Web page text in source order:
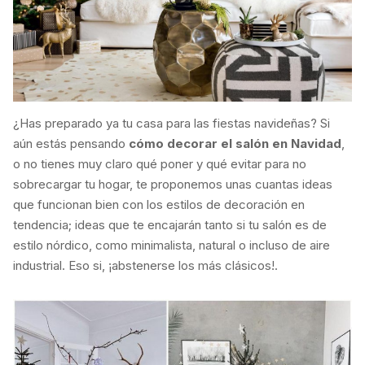
¿Has preparado ya tu casa para las fiestas navideñas? Si
aún estás pensando cómo decorar el salón en Navidad,
o no tienes muy claro qué poner y qué evitar para no
sobrecargar tu hogar, te proponemos unas cuantas ideas
que funcionan bien con los estilos de decoración en
tendencia; ideas que te encajarán tanto si tu salón es de
estilo nórdico, como minimalista, natural o incluso de aire
industrial. Eso si, ¡abstenerse los más clásicos!.